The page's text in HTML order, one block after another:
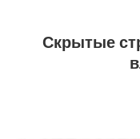
Скрытые